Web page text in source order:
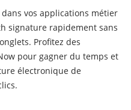
vos applications métier
signature rapidement sans
Profitez des
pour gagner du temps et
électronique de